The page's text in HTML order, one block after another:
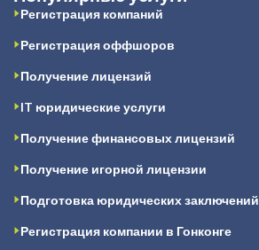
Регистрация компаний
Регистрация оффшоров
Получение лицензий
IT юридические услуги
Получение финансовых лицензий
Получение игорной лицензии
Подготовка юридических заключений
Регистрация компании в Гонконге